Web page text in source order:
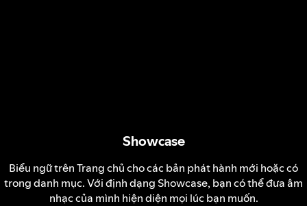
Showcase
Biểu ngữ trên Trang chủ cho các bản phát hành mới hoặc có
trong danh mục. Với định dạng Showcase, bạn có thể đưa âm
nhạc của mình hiện diện mọi lúc bạn muốn.